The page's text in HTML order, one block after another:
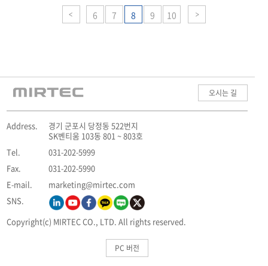
6 7 8 9 10
오시는 길
Address.
경기 군포시 당정동 522번지
SK벤티움 103동 801 ~ 803호
Tel.
031-202-5999
Fax.
031-202-5990
E-mail.
marketing@mirtec.com
SNS.
Copyright(c) MIRTEC CO., LTD. All rights reserved.
PC 버전